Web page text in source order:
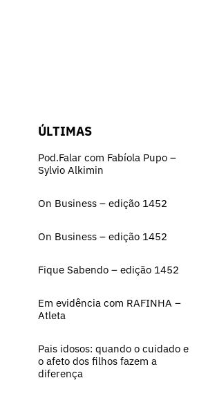
ÚLTIMAS
Pod.Falar com Fabíola Pupo –
Sylvio Alkimin
On Business – edição 1452
On Business – edição 1452
Fique Sabendo – edição 1452
Em evidência com RAFINHA –
Atleta
Pais idosos: quando o cuidado e
o afeto dos filhos fazem a
diferença